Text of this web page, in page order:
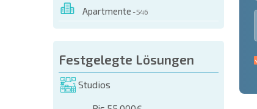
Apartmente - 546
Festgelegte Lösungen
Studios